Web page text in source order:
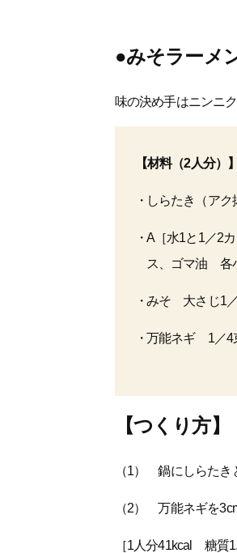
●みそラーメ
味の決め手はニンニ
【材料（2人分）】
しらたき（ア
A［水1と1／2
ス、ゴマ油 各
みそ 大さじ1
万能ネギ 1／4
【つくり方】
（1） 鍋にしらたき
（2） 万能ネギを
［1人分41kcal 糖質